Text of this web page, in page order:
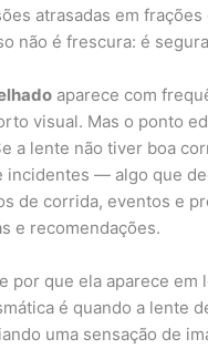
atrasadas em
não é frescura: é
aparece com
visual. Mas o ponto
a lente não tiver boa
incidentes — algo que
de corrida, eventos e
e recomendações.
por que ela aparece em
é quando a lente
uma sensação de